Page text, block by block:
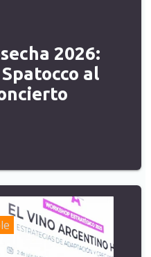
2026:
Spatocco al